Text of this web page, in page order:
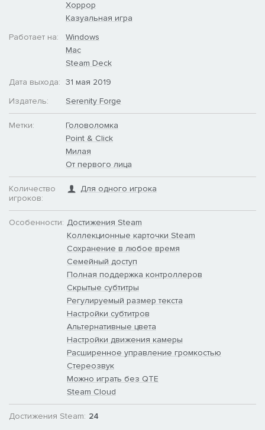
Хоррор
Казуальная игра
Работает на:
Windows
Mac
Steam Deck
Дата выхода: 31 мая 2019
Издатель:
Serenity Forge
Метки:
Головоломка
Point & Click
Милая
От первого лица
Количество
игроков:
Для одного игрока
Особенности: Достижения Steam
Коллекционные карточки Steam
Сохранение в любое время
Семейный доступ
Полная поддержка контроллеров
Скрытые субтитры
Регулируемый размер текста
Настройки субтитров
Альтернативные цвета
Настройки движения камеры
Расширенное управление громкостью
Стереозвук
Можно играть без QTE
Steam Cloud
Достижения Steam: 24